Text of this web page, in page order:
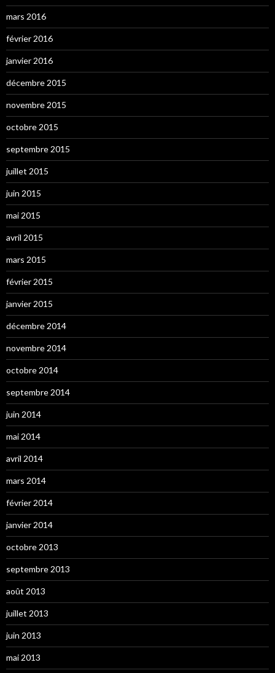
mars 2016
février 2016
janvier 2016
décembre 2015
novembre 2015
octobre 2015
septembre 2015
juillet 2015
juin 2015
mai 2015
avril 2015
mars 2015
février 2015
janvier 2015
décembre 2014
novembre 2014
octobre 2014
septembre 2014
juin 2014
mai 2014
avril 2014
mars 2014
février 2014
janvier 2014
octobre 2013
septembre 2013
août 2013
juillet 2013
juin 2013
mai 2013